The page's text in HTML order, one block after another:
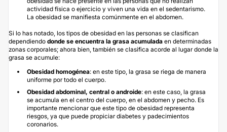
actividad física o ejercicio y viven una vida en el sedentarismo.
La obesidad se manifiesta comúnmente en el abdomen.
Si lo has notado, los tipos de obesidad en las personas se clasifican
dependiendo donde se encuentra la grasa acumulada en determinadas
zonas corporales; ahora bien, también se clasifica acorde al lugar donde la
grasa se acumule:
Obesidad homogénea: en este tipo, la grasa se riega de manera
uniforme por todo el cuerpo.
Obesidad abdominal, central o androide: en este caso, la grasa
se acumula en el centro del cuerpo, en el abdomen y pecho. Es
importante mencionar que este tipo de obesidad representa
riesgos, ya que puede propiciar diabetes y padecimientos
coronarios.